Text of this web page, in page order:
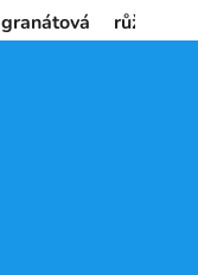
granátová růžová